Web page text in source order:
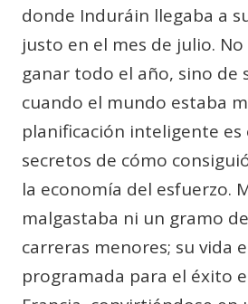
donde Induráin llegaba a
justo en el mes de julio.
ganar todo el año, sino de
cuando el mundo estaba
planificación inteligente
secretos de cómo
la economía del esfuerzo.
malgastaba ni un gramo
carreras menores; su vida
programada para el éxito